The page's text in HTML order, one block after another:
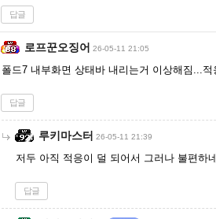
답글
로프꾼오징어 26-05-11 21:05
폴드7 내부화면 상태바 내리는거 이상해짐...적
답글
루키마스터 26-05-11 21:39
저두 아직 적응이 덜 되어서 그러나 불편하
답글